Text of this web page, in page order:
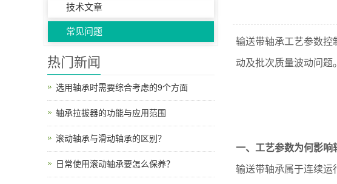
技术文章
常见问题
热门新闻
选用轴承时需要综合考虑的9个方面
轴承拉拔器的功能与应用范围
滚动轴承与滑动轴承的区别？
日常使用滚动轴承要怎么保养？
输送带轴承工艺参数控
动及批次质量波动问题。
一、工艺参数为何影响
输送带轴承属于连续运